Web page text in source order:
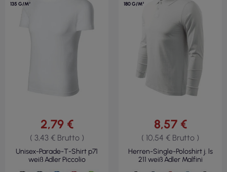
135 G/M²
2,79 €
( 3,43 € Brutto )
Unisex-Parade-T-Shirt p71
weiß Adler Piccolio
180 G/M²
8,57 €
( 10,54 € Brutto )
Herren-Single-Poloshirt j. ls
211 weiß Adler Malfini